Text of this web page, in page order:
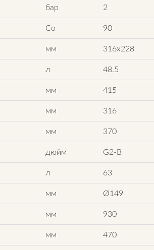
бар 2
Со 90
мм 316х228
л 48.5
мм 415
мм 316
мм 370
дюйм G2-B
л 63
мм Ø149
мм 930
мм 470